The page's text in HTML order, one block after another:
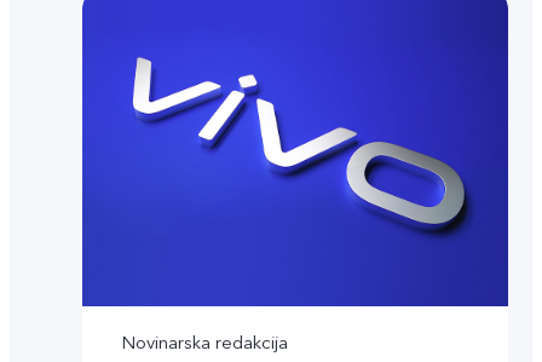
Novinarska redakcija